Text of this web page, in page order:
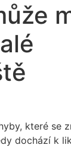
které se
dochází k